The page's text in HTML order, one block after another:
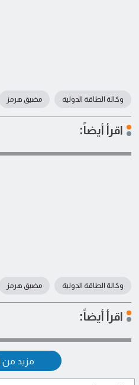
وكالة الطاقة الدولية مضيق هرمز
اقرأ أيضاً:
وكالة الطاقة الدولية مضيق هرمز
اقرأ أيضاً:
مزيد من